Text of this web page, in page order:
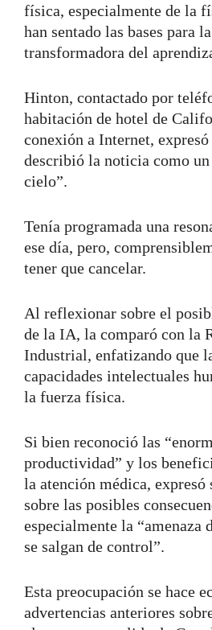
física, especialmente de la
han sentado las bases para
transformadora del
Hinton, contactado por
habitación de hotel de
conexión a Internet,
describió la noticia como
cielo”.
Tenía programada una
ese día, pero,
tener que cancelar.
Al reflexionar sobre el
de la IA, la comparó con la
Industrial, enfatizando que
capacidades intelectuales
la fuerza física.
Si bien reconoció las
productividad” y los
la atención médica, expresó
sobre las posibles
especialmente la “amenaza
se salgan de control”.
Esta preocupación se hace
advertencias anteriores